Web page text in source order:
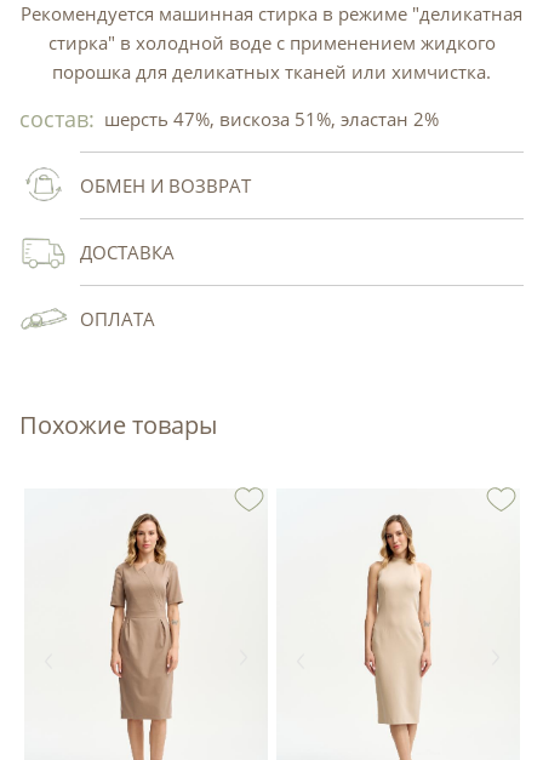
Рекомендуется машинная стирка в режиме "деликатная
стирка" в холодной воде с применением жидкого
порошка для деликатных тканей или химчистка.
состав: шерсть 47%, вискоза 51%, эластан 2%
ОБМЕН И ВОЗВРАТ
ДОСТАВКА
ОПЛАТА
Похожие товары